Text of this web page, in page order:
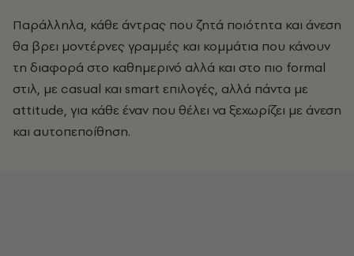
Παράλληλα, κάθε άντρας που ζητά ποιότητα και άνεση
θα βρει μοντέρνες γραμμές και κομμάτια που κάνουν
τη διαφορά στο καθημερινό αλλά και στο πιο formal
στιλ, με casual και smart επιλογές, αλλά πάντα με
attitude, για κάθε έναν που θέλει να ξεχωρίζει με άνεση
και αυτοπεποίθηση.